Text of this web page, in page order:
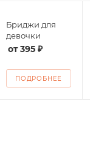
Бриджи для
девочки
от395 ₽
ПОДРОБНЕЕ